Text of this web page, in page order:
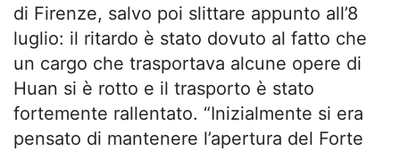
di Firenze, salvo poi slittare appunto all’8
luglio: il ritardo è stato dovuto al fatto che
un cargo che trasportava alcune opere di
Huan si è rotto e il trasporto è stato
fortemente rallentato. “Inizialmente si era
pensato di mantenere l’apertura del Forte